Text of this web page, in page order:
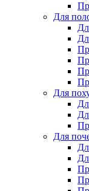
Для
Для
Для